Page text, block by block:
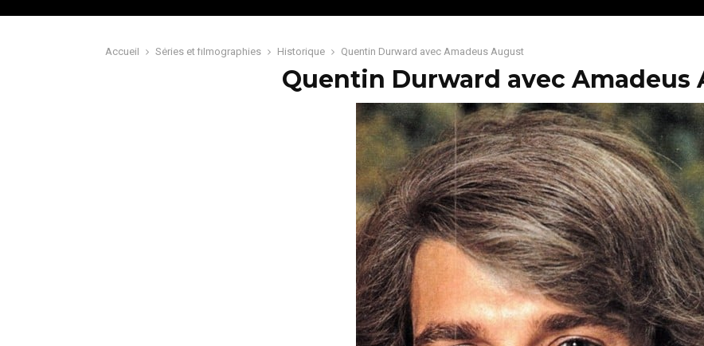
Accueil Séries et filmographies Historique Quentin Durward avec Amadeus August
Quentin Durward avec Amadeus